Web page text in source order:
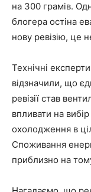
на 300 грамів.
блогера остіна
нову ревізію, це
Технічні
відзначили, що
ревізії став
впливати на
охолодження в
Споживання
приблизно на